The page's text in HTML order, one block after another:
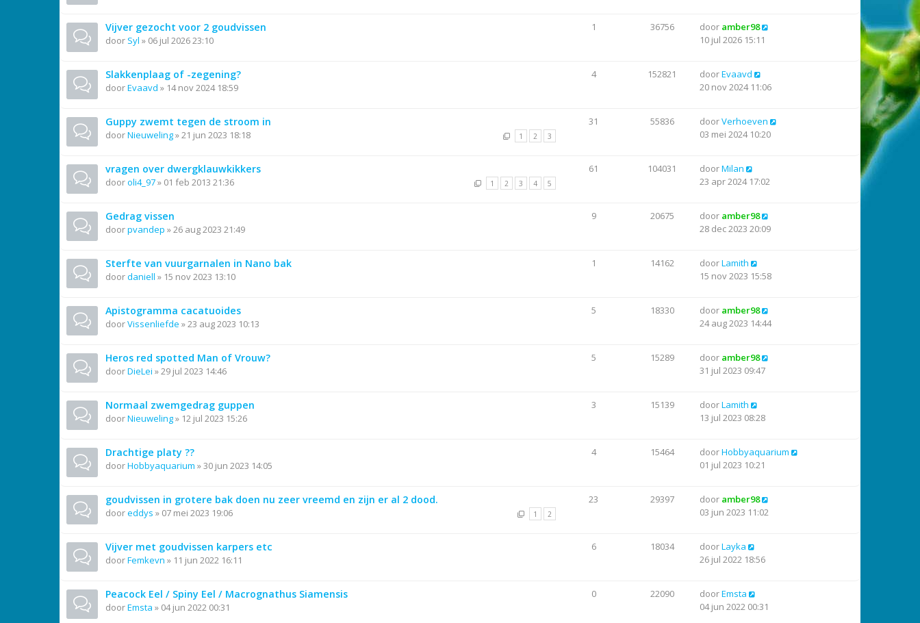
Vijver gezocht voor 2 goudvissen
door Syl » 06 jul 2026 23:10
1 36756 door amber98
10 jul 2026 15:11
Slakkenplaag of -zegening?
doorEvaavd » 14 nov 2024 18:59
4 152821 doorEvaavd
20 nov 2024 11:06
Guppy zwemt tegen de stroom in
doorNieuweling»21 jun 2023 18:18 1 2 3
31 55836 doorVerhoeven
03 mei 2024 10:20
vragen over dwergklauwkikkers
dooroli4_97» 01 feb 2013 21:36 1 2 3 4 5
61 104031 doorMilan
23 apr 2024 17:02
Gedrag vissen
doorpvandep »26 aug 2023 21:49
9 20675 door amber98
28 dec 2023 20:09
Sterfte van vuurgarnalen in Nano bak
doordaniell » 15 nov 2023 13:10
1 14162 doorLamith
15 nov 2023 15:58
Apistogramma cacatuoides
doorVissenliefde »23 aug 2023 10:13
5 18330 door amber98
24 aug 2023 14:44
Heros red spotted Man of Vrouw?
doorDieLei »29 jul 2023 14:46
5 15289 door amber98
31 jul 2023 09:47
Normaal zwemgedrag guppen
doorNieuweling» 12 jul 2023 15:26
3 15139 doorLamith
13 jul 2023 08:28
Drachtige platy ??
doorHobbyaquarium »30 jun 2023 14:05
4 15464 doorHobbyaquarium
01 jul 2023 10:21
goudvissen in grotere bak doen nu zeer vreemd en zijn er al 2 dood.
dooreddys » 07 mei 2023 19:06 1 2
23 29397 door amber98
03 jun 2023 11:02
Vijver met goudvissen karpers etc
doorFemkevn » 11 jun 2022 16:11
6 18034 doorLayka
26 jul 2022 18:56
Peacock Eel / Spiny Eel / Macrognathus Siamensis
doorEmsta » 04 jun 2022 00:31
0 22090 doorEmsta
04 jun 2022 00:31